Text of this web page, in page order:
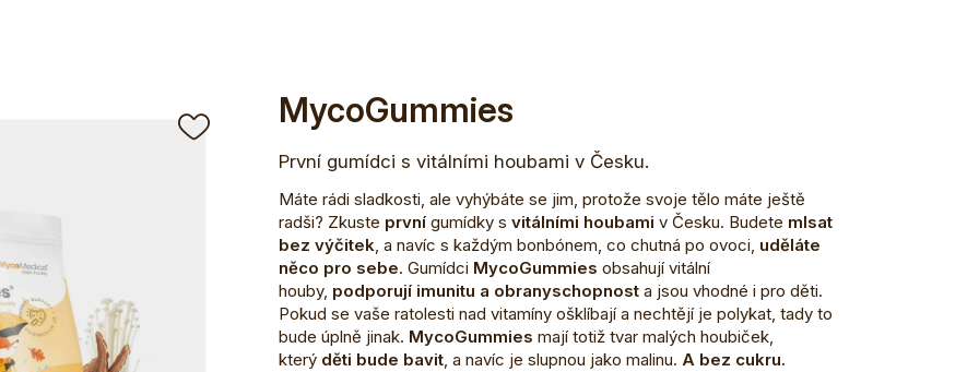
MycoGummies
První gumídci s vitálními houbami v Česku.
Máte rádi sladkosti, ale vyhýbáte se jim, protože svoje tělo máte ještě
radši? Zkuste prvnígumídky s vitálními houbami v Česku. Budete mlsat
bez výčitek, a navíc s každým bonbónem, co chutná po ovoci, uděláte
něco pro sebe. Gumídci MycoGummies obsahují vitální
houby, podporují imunitu a obranyschopnosta jsou vhodné i pro děti.
Pokud se vaše ratolesti nad vitamíny ošklíbají a nechtějí je polykat, tady to
bude úplně jinak. MycoGummies mají totiž tvar malých houbiček,
který děti bude bavit, a navíc je slupnou jako malinu. A bez cukru.